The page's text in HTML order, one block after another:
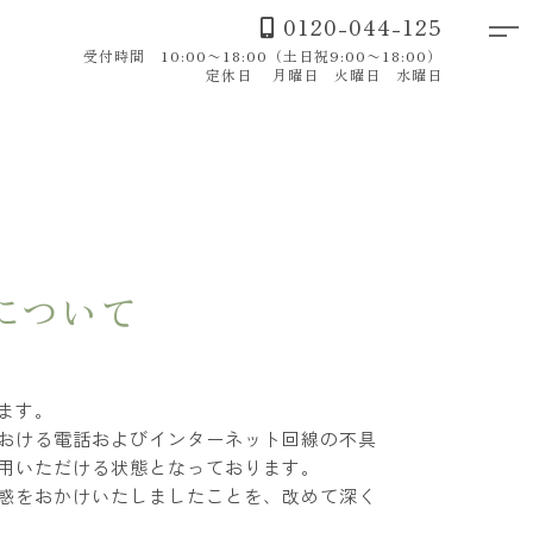
0120-044-125
受付時間 10:00〜18:00（土日祝9:00〜18:00）
定休日 月曜日 火曜日 水曜日
ついて
。
ける電話およびインターネット回線の不具
ただける状態となっております。
おかけいたしましたことを、改めて深く